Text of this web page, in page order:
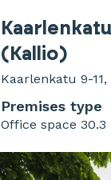
(Kallio)
Kaarlenkatu 9-
Premises type
Office space 30.3